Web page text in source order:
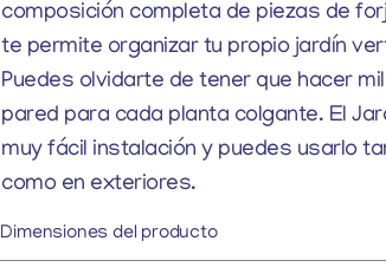
composición completa de piezas de
te permite organizar tu propio jardín
Puedes olvidarte de tener que hacer
pared para cada planta colgante. El
muy fácil instalación y puedes usarlo
como en exteriores.
Dimensiones del producto